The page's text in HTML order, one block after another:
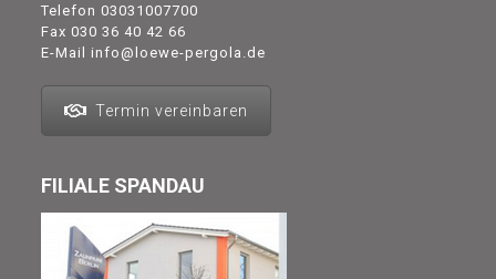
Telefon 03031007700
Fax 030 36 40 42 66
E-Mail info@loewe-pergola.de
Termin vereinbaren
FILIALE SPANDAU